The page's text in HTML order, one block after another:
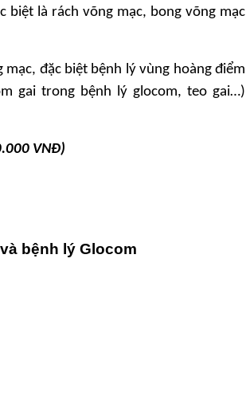
là rách võng mạc, bong võng mạc
đặc biệt bệnh lý vùng hoàng điểm
gai trong bệnh lý glocom, teo gai…)
VNĐ)
bệnh lý Glocom